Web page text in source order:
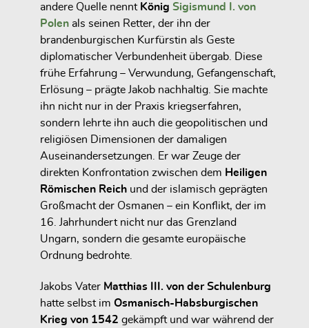
andere Quelle nenntKönig Sigismund I. von
Polen als seinen Retter, der ihn der
brandenburgischen Kurfürstin als Geste
diplomatischer Verbundenheit übergab. Diese
frühe Erfahrung – Verwundung, Gefangenschaft,
Erlösung – prägte Jakob nachhaltig. Sie machte
ihn nicht nur in der Praxis kriegserfahren,
sondern lehrte ihn auch die geopolitischen und
religiösen Dimensionen der damaligen
Auseinandersetzungen. Er war Zeuge der
direkten Konfrontation zwischen dem Heiligen
Römischen Reich und der islamisch geprägten
Großmacht der Osmanen – ein Konflikt, der im
16. Jahrhundert nicht nur das Grenzland
Ungarn, sondern die gesamte europäische
Ordnung bedrohte.
Jakobs Vater Matthias III. von der Schulenburg
hatte selbst im Osmanisch-Habsburgischen
Krieg von 1542 gekämpft und war während der